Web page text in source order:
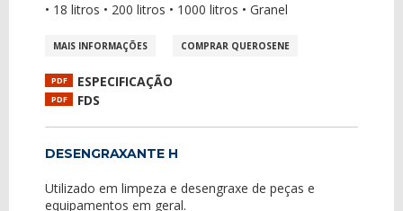
• 18 litros • 200 litros • 1000 litros • Granel
MAIS INFORMAÇÕES COMPRAR QUEROSENE
PDF ESPECIFICAÇÃO
PDF FDS
DESENGRAXANTE H
Utilizado em limpeza e desengraxe de peças e
equipamentos em geral.